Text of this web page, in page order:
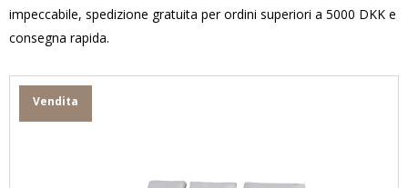
impeccabile, spedizione gratuita per ordini superiori a 5000 DKK e
consegna rapida.
Vendita